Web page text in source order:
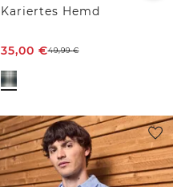
Kariertes Hemd
35,00 €49,99€